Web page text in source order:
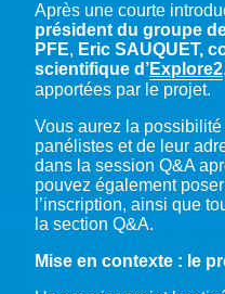
Après une courte
président du groupe
PFE, Eric SAUQUET,
scientifique d’Explore2
apportées par le projet.
Vous aurez la
panélistes et de leur
dans la session Q&A
pouvez également
l’inscription, ainsi que
la section Q&A.
Mise en contexte : le